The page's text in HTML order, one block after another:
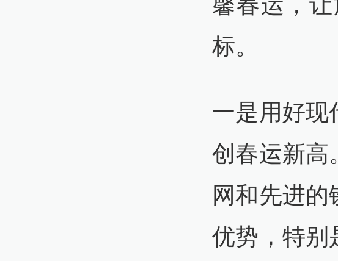
标。
一是用好现
创春运新高
网和先进
优势，特别